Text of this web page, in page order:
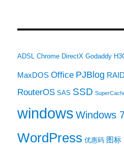
ADSL Chrome DirectX Godaddy
MaxDOS Office PJBlog RAID
RouterOS SAS SSD
windows Windows
WordPress 优惠码 图标